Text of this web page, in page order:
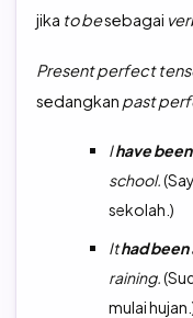
jika to besebagai
Present perfect
sedangkan past
Ihave been
school.
sekolah.)
Ithad been
raining.
mulai